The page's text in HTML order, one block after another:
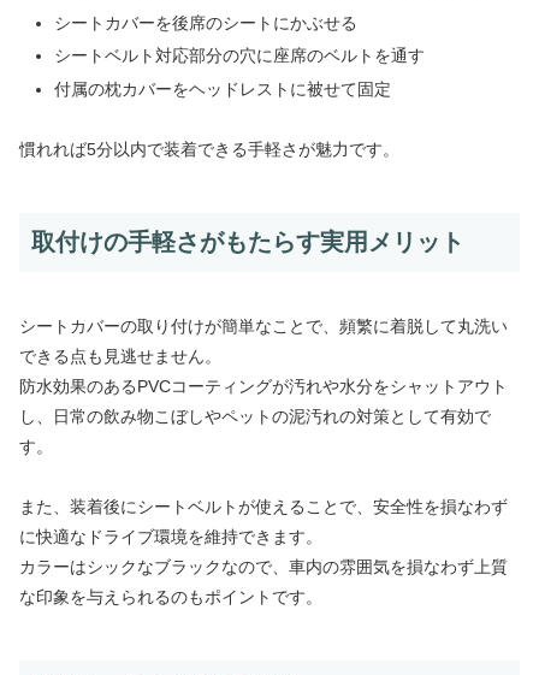
シートカバーを後席のシートにかぶせる
シートベルト対応部分の穴に座席のベルトを通す
付属の枕カバーをヘッドレストに被せて固定
慣れれば5分以内で装着できる手軽さが魅力です。
取付けの手軽さがもたらす実用メリット
シートカバーの取り付けが簡単なことで、頻繁に着脱して丸洗い
できる点も見逃せません。
防水効果のあるPVCコーティングが汚れや水分をシャットアウト
し、日常の飲み物こぼしやペットの泥汚れの対策として有効で
す。
また、装着後にシートベルトが使えることで、安全性を損なわず
に快適なドライブ環境を維持できます。
カラーはシックなブラックなので、車内の雰囲気を損なわず上質
な印象を与えられるのもポイントです。